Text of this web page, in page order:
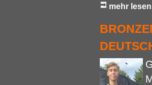
mehr lesen